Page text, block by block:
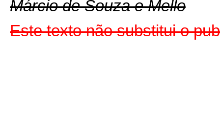
Márcio de Souza e Mello
Este texto não substitui o